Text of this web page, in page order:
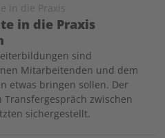
in die Praxis
in die Praxis
sind
Mitarbeitenden und dem
etwas bringen sollen. Der
zwischen
sichergestellt.